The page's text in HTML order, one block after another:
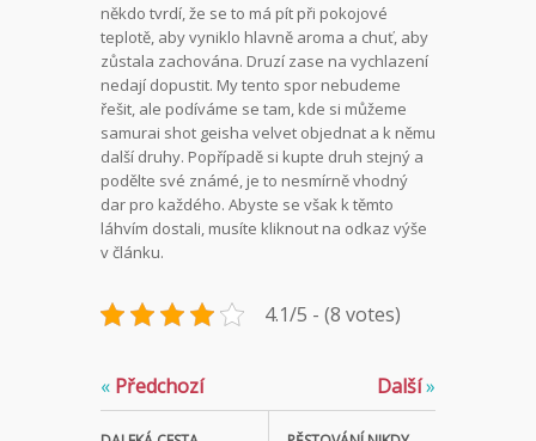
někdo tvrdí, že se to má pít při pokojové
teplotě, aby vyniklo hlavně aroma a chuť, aby
zůstala zachována. Druzí zase na vychlazení
nedají dopustit. My tento spor nebudeme
řešit, ale podíváme se tam, kde si můžeme
samurai shot geisha velvet objednat a k němu
další druhy. Popřípadě si kupte druh stejný a
podělte své známé, je to nesmírně vhodný
dar pro každého. Abyste se však k těmto
láhvím dostali, musíte kliknout na odkaz výše
v článku.
4.1/5 - (8 votes)
« Předchozí Další»